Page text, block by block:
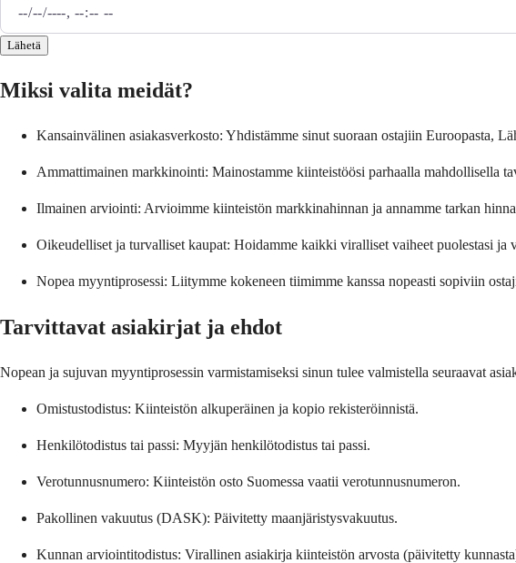
Lähetä
Miksi valita meidät?
Kansainvälinen asiakasverkosto: Yhdistämme sinut suoraan ostajiin Euroopasta,
Ammattimainen markkinointi: Mainostamme kiinteistöösi parhaalla mahdollisella
Ilmainen arviointi: Arvioimme kiinteistön markkinahinnan ja annamme tarkan
Oikeudelliset ja turvalliset kaupat: Hoidamme kaikki viralliset vaiheet puolestasi ja
Nopea myyntiprosessi: Liitymme kokeneen tiimimme kanssa nopeasti sopiviin
Tarvittavat asiakirjat ja ehdot
Nopean ja sujuvan myyntiprosessin varmistamiseksi sinun tulee valmistella seuraavat
Omistustodistus: Kiinteistön alkuperäinen ja kopio rekisteröinnistä.
Henkilötodistus tai passi: Myyjän henkilötodistus tai passi.
Verotunnusnumero: Kiinteistön osto Suomessa vaatii verotunnusnumeron.
Pakollinen vakuutus (DASK): Päivitetty maanjäristysvakuutus.
Kunnan arviointitodistus: Virallinen asiakirja kiinteistön arvosta (päivitetty